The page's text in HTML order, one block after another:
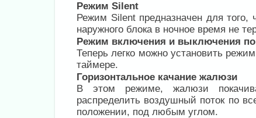
Режим Silent
Режим Silent предназначен для
наружного блока в ночное время не
Режим включения и выключения по
Теперь легко можно установить
таймере.
Горизонтальное качание жалюзи
В этом режиме, жалюзи
распределить воздушный поток по
положении, под любым углом.